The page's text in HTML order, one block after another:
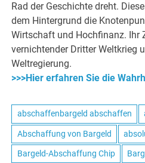
Rad der Geschichte dreht.
dem Hintergrund die
Wirtschaft und Hochfinanz. Ihr
vernichtender Dritter Weltkrieg
Weltregierung.
>>>Hier erfahren Sie die
abschaffenbargeld abschaffen
Abschaffung von Bargeld
Bargeld-Abschaffung Chip